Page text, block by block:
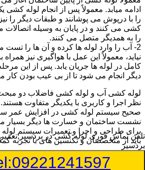
ادامه میابد. معمولاً پس از انجام لوله کشی
را با درپوش می پوشانند و طبقات دیگر را
کشی می کنند و در پایان به وسیله اتصالات
را به همدیگر متصل می کنند.
2- آب را وارد لوله ها کرده و آن ها را
نیاید، معمولاً این عمل با هواگیری نیز
کامل در لوله ها جریان یابد. پس از این
دیگر انجام می شود تا از بی عیب بودن کار
لوله کشی آب و لوله کشی فاضلاب دو مبحث
نظر اجرا و کاربری با یکدیگر متفاوت
صحیح سیستم لوله کشی در افزایش عمر
نشست ساختمان و خسارت ها دیگر بسیار
برای طراحی و اجرا و تعمیرات سیستم
باید از متخصصان و تکنسین های با تجربه
:Published Date
تلفن تماس فوریلوله کشی در
بردسیر